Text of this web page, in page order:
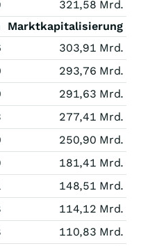
321,58 Mrd.
Marktkapitalisierung
303,91 Mrd.
293,76 Mrd.
291,63 Mrd.
277,41 Mrd.
250,90 Mrd.
181,41 Mrd.
148,51 Mrd.
114,12 Mrd.
110,83 Mrd.